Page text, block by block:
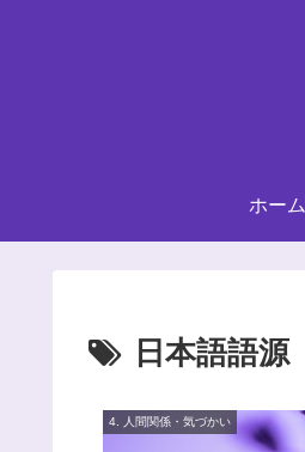
ホーム
日本語語源
4. 人間関係・気づかい